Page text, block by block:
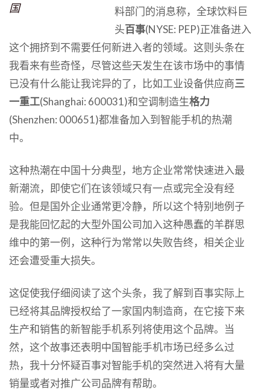
国
料部门的消息称，全球饮料巨
头百事(NYSE: PEP)正准备进入
这个拥挤到不需要任何新进入者的领域。这则头条在
我看来有些奇怪，尽管这些天发生在该市场中的事情
已没有什么能让我诧异的了，比如工业设备供应商三
一重工(Shanghai: 600031)和空调制造生格力
(Shenzhen: 000651)都准备加入到智能手机的热潮
中。
这种热潮在中国十分典型，地方企业常常快速进入最
新潮流，即使它们在该领域只有一点或完全没有经
验。但是国外企业通常更冷静，所以这个特别地例子
是我能回忆起的大型外国公司加入这种愚蠢的羊群思
维中的第一例，这种行为常常以失败告终，相关企业
还会遭受重大损失。
这促使我仔细阅读了这个头条，我了解到百事实际上
已经将其品牌授权给了一家国内制造商，在它接下来
生产和销售的新智能手机系列将使用这个品牌。当
然，这个故事还表明中国智能手机市场已经多么过
热，我十分怀疑百事对智能手机的突然进入将有大量
销量或者对推广公司品牌有帮助。